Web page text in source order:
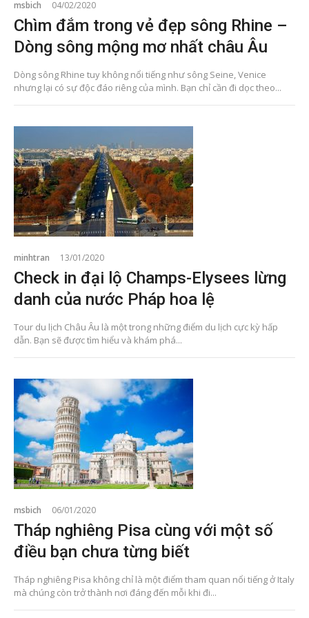
msbich 04/02/2020
Chìm đắm trong vẻ đẹp sông Rhine –
Dòng sông mộng mơ nhất châu Âu
Dòng sông Rhine tuy không nổi tiếng như sông Seine, Venice
nhưng lại có sự độc đáo riêng của mình. Bạn chỉ cần đi dọc theo...
minhtran 13/01/2020
Check in đại lộ Champs-Elysees lừng
danh của nước Pháp hoa lệ
Tour du lịch Châu Âu là một trong những điểm du lịch cực kỳ hấp
dẫn. Bạn sẽ được tìm hiểu và khám phá...
msbich 06/01/2020
Tháp nghiêng Pisa cùng với một số
điều bạn chưa từng biết
Tháp nghiêng Pisa không chỉ là một điểm tham quan nổi tiếng ở Italy
mà chúng còn trở thành nơi đáng đến mỗi khi đi...